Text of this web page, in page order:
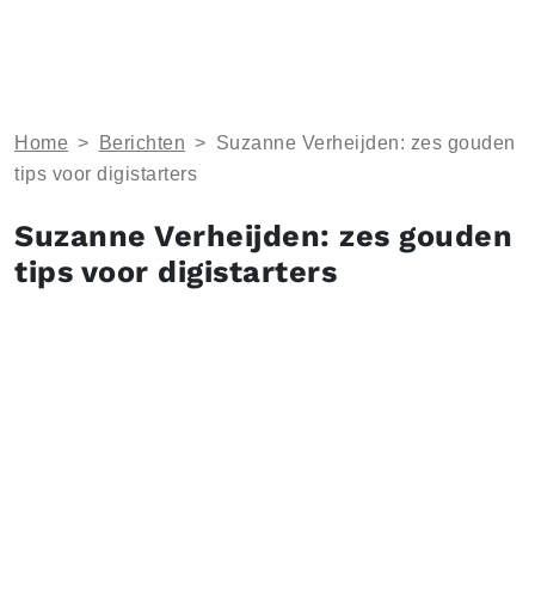
Home > Berichten > Suzanne Verheijden: zes gouden
tips voor digistarters
Suzanne Verheijden: zes gouden
tips voor digistarters